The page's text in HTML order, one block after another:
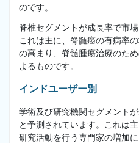
のです。
脊椎セグメントが成長率で市
これは主に、脊髄癌の有病率
の高まり、脊髄腫瘍治療のた
よるものです。
インドユーザー別
学術及び研究機関セグメント
と予測されています。これは
研究活動を行う専門家の増加に